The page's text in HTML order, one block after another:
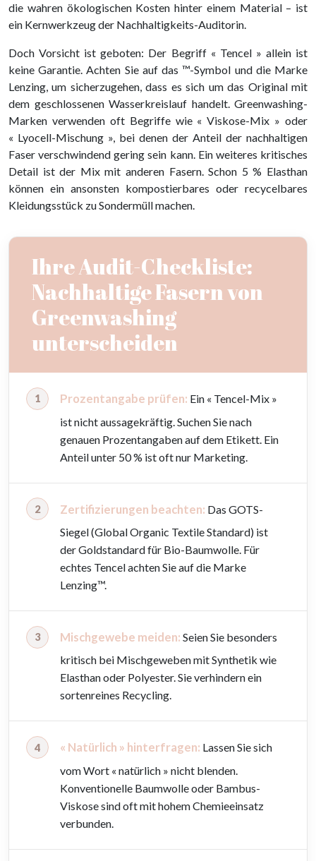
die wahren ökologischen Kosten hinter einem Material – ist
ein Kernwerkzeug der Nachhaltigkeits-Auditorin.
Doch Vorsicht ist geboten: Der Begriff « Tencel » allein ist
keine Garantie. Achten Sie auf das ™-Symbol und die Marke
Lenzing, um sicherzugehen, dass es sich um das Original mit
dem geschlossenen Wasserkreislauf handelt. Greenwashing-
Marken verwenden oft Begriffe wie « Viskose-Mix » oder
« Lyocell-Mischung », bei denen der Anteil der nachhaltigen
Faser verschwindend gering sein kann. Ein weiteres kritisches
Detail ist der Mix mit anderen Fasern. Schon 5 % Elasthan
können ein ansonsten kompostierbares oder recycelbares
Kleidungsstück zu Sondermüll machen.
Ihre Audit-Checkliste:
Nachhaltige Fasern von
Greenwashing
unterscheiden
Prozentangabe prüfen: Ein « Tencel-Mix »
ist nicht aussagekräftig. Suchen Sie nach
genauen Prozentangaben auf dem Etikett. Ein
Anteil unter 50 % ist oft nur Marketing.
Zertifizierungen beachten: Das GOTS-
Siegel (Global Organic Textile Standard) ist
der Goldstandard für Bio-Baumwolle. Für
echtes Tencel achten Sie auf die Marke
Lenzing™.
Mischgewebe meiden: Seien Sie besonders
kritisch bei Mischgeweben mit Synthetik wie
Elasthan oder Polyester. Sie verhindern ein
sortenreines Recycling.
« Natürlich » hinterfragen: Lassen Sie sich
vom Wort « natürlich » nicht blenden.
Konventionelle Baumwolle oder Bambus-
Viskose sind oft mit hohem Chemieeinsatz
verbunden.